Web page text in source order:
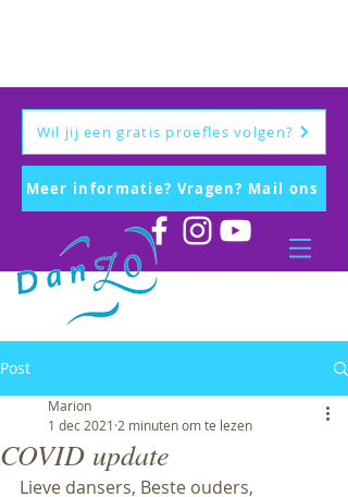
Wil jij een gratis proefles volgen?
Meer informatie? Vragen? Mail ons
Post
COVID update
Marion
1 dec 2021 2 minuten om te lezen
Lieve dansers, Beste ouders,